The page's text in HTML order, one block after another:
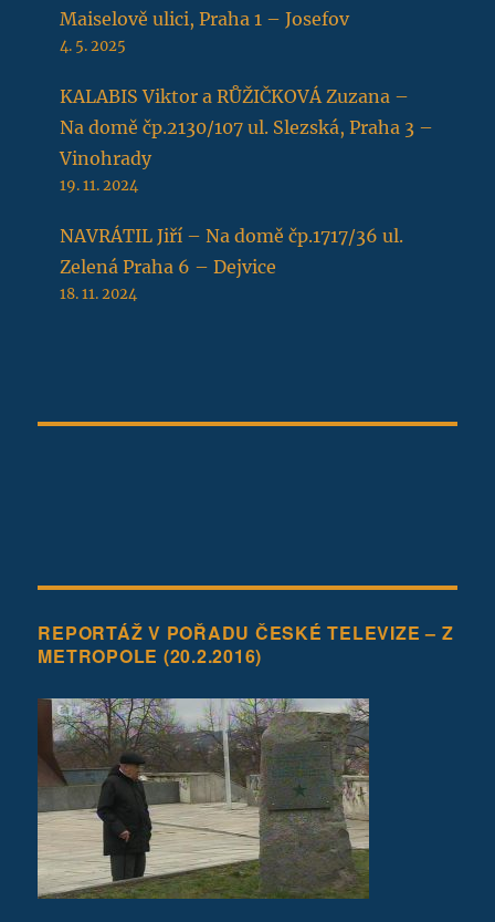
Maiselově ulici, Praha 1 – Josefov
4. 5. 2025
KALABIS Viktor a RŮŽIČKOVÁ Zuzana –
Na domě čp.2130/107 ul. Slezská, Praha 3 –
Vinohrady
19. 11. 2024
NAVRÁTIL Jiří – Na domě čp.1717/36 ul.
Zelená Praha 6 – Dejvice
18. 11. 2024
REPORTÁŽ V POŘADU ČESKÉ TELEVIZE – Z
METROPOLE (20.2.2016)